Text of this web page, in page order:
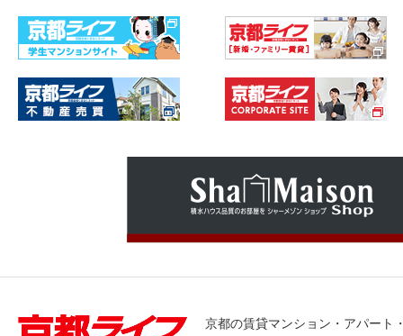
京都の賃貸マンション・アパート